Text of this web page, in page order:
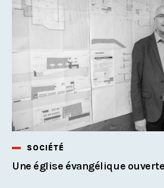
SOCIÉTÉ
Une église évangélique